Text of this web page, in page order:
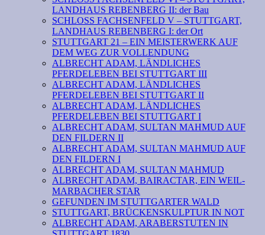
LANDHAUS REBENBERG II: der Bau
SCHLOSS FACHSENFELD V – STUTTGART,
LANDHAUS REBENBERG I: der Ort
STUTTGART 21 – EIN MEISTERWERK AUF
DEM WEG ZUR VOLLENDUNG
ALBRECHT ADAM, LÄNDLICHES
PFERDELEBEN BEI STUTTGART III
ALBRECHT ADAM, LÄNDLICHES
PFERDELEBEN BEI STUTTGART II
ALBRECHT ADAM, LÄNDLICHES
PFERDELEBEN BEI STUTTGART I
ALBRECHT ADAM, SULTAN MAHMUD AUF
DEN FILDERN II
ALBRECHT ADAM, SULTAN MAHMUD AUF
DEN FILDERN I
ALBRECHT ADAM, SULTAN MAHMUD
ALBRECHT ADAM, BAIRACTAR, EIN WEIL-
MARBACHER STAR
GEFUNDEN IM STUTTGARTER WALD
STUTTGART, BRÜCKENSKULPTUR IN NOT
ALBRECHT ADAM, ARABERSTUTEN IN